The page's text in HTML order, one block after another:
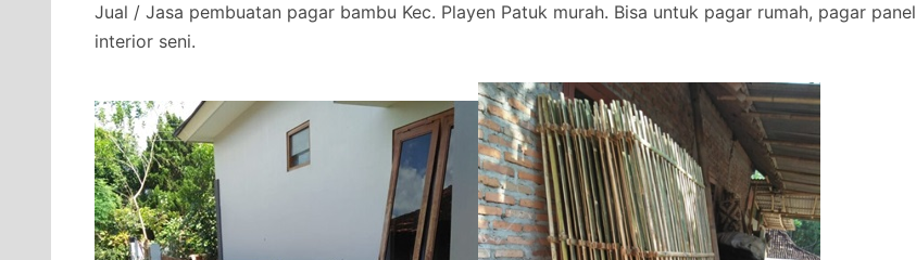
Jual / Jasa pembuatan pagar bambu Kec. Playen Patuk murah. Bisa untuk pagar rumah, pagar panel
interior seni.